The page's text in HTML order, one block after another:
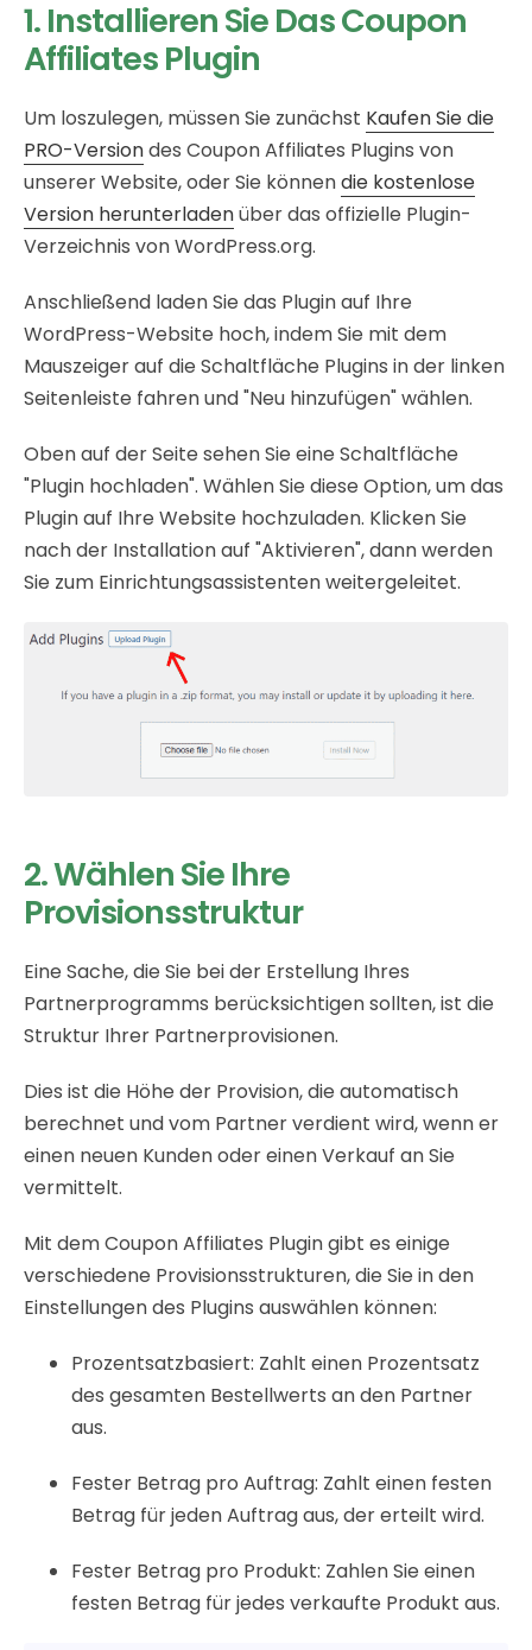
1. Installieren Sie Das Coupon
Affiliates Plugin
Um loszulegen, müssen Sie zunächst Kaufen Sie die
PRO-Versiondes Coupon Affiliates Plugins von
unserer Website, oder Sie könnendie kostenlose
Version herunterladenüber das offizielle Plugin-
Verzeichnis von WordPress.org.
Anschließend laden Sie das Plugin auf Ihre
WordPress-Website hoch, indem Sie mit dem
Mauszeiger auf die Schaltfläche Plugins in der linken
Seitenleiste fahren und "Neu hinzufügen" wählen.
Oben auf der Seite sehen Sie eine Schaltfläche
"Plugin hochladen". Wählen Sie diese Option, um das
Plugin auf Ihre Website hochzuladen. Klicken Sie
nach der Installation auf "Aktivieren", dann werden
Sie zum Einrichtungsassistenten weitergeleitet.
2. Wählen Sie Ihre
Provisionsstruktur
Eine Sache, die Sie bei der Erstellung Ihres
Partnerprogramms berücksichtigen sollten, ist die
Struktur Ihrer Partnerprovisionen.
Dies ist die Höhe der Provision, die automatisch
berechnet und vom Partner verdient wird, wenn er
einen neuen Kunden oder einen Verkauf an Sie
vermittelt.
Mit dem Coupon Affiliates Plugin gibt es einige
verschiedene Provisionsstrukturen, die Sie in den
Einstellungen des Plugins auswählen können:
Prozentsatzbasiert: Zahlt einen Prozentsatz
des gesamten Bestellwerts an den Partner
aus.
Fester Betrag pro Auftrag: Zahlt einen festen
Betrag für jeden Auftrag aus, der erteilt wird.
Fester Betrag pro Produkt: Zahlen Sie einen
festen Betrag für jedes verkaufte Produkt aus.